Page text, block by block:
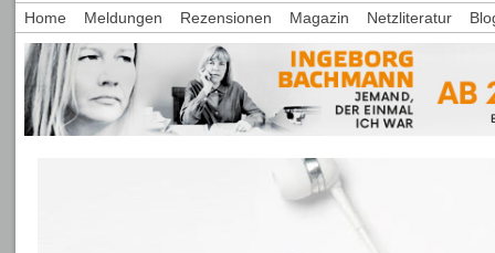
Home Meldungen Rezensionen Magazin Netzliteratur